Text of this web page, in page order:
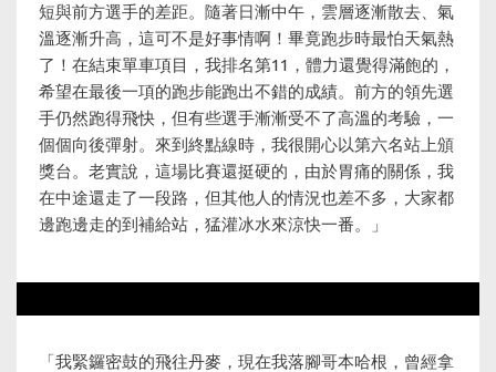
短與前方選手的差距。隨著日漸中午，雲層逐漸散去、氣
溫逐漸升高，這可不是好事情啊！畢竟跑步時最怕天氣熱
了！在結束單車項目，我排名第11，體力還覺得滿飽的，
希望在最後一項的跑步能跑出不錯的成績。前方的領先選
手仍然跑得飛快，但有些選手漸漸受不了高溫的考驗，一
個個向後彈射。來到終點線時，我很開心以第六名站上頒
獎台。老實說，這場比賽還挺硬的，由於胃痛的關係，我
在中途還走了一段路，但其他人的情況也差不多，大家都
邊跑邊走的到補給站，猛灌冰水來涼快一番。」
「我緊鑼密鼓的飛往丹麥，現在我落腳哥本哈根，曾經拿